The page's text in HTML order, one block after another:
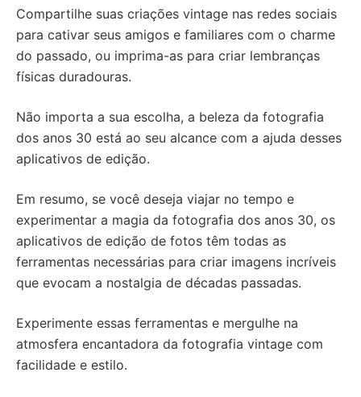
Compartilhe suas criações vintage nas redes sociais
para cativar seus amigos e familiares com o charme
do passado, ou imprima-as para criar lembranças
físicas duradouras.
Não importa a sua escolha, a beleza da fotografia
dos anos 30 está ao seu alcance com a ajuda desses
aplicativos de edição.
Em resumo, se você deseja viajar no tempo e
experimentar a magia da fotografia dos anos 30, os
aplicativos de edição de fotos têm todas as
ferramentas necessárias para criar imagens incríveis
que evocam a nostalgia de décadas passadas.
Experimente essas ferramentas e mergulhe na
atmosfera encantadora da fotografia vintage com
facilidade e estilo.